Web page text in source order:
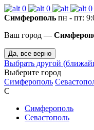
0 0
0
Симферополь пн - пт:
Ваш город —
Да, все верно
Выбрать другой
Выберите город
Симферополь
С
Симферополь
Севастополь